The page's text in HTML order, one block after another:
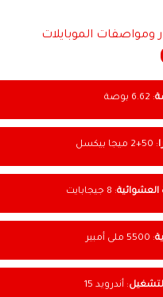
ومواصفات الموبايلات
: 6.62 بوصة
: 2+50 ميجا بيكسل
العشوائية: 8 جيجابايت
: 5500 ملى أمبير
: أندرويد 15